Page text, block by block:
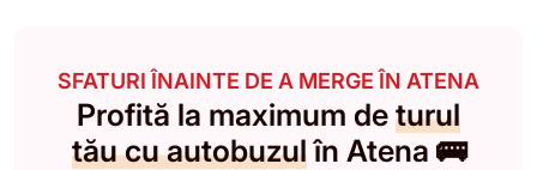
SFATURI ÎNAINTE DE A MERGE ÎN ATENA
Profită la maximum de turul
tău cu autobuzulîn Atena 🚌